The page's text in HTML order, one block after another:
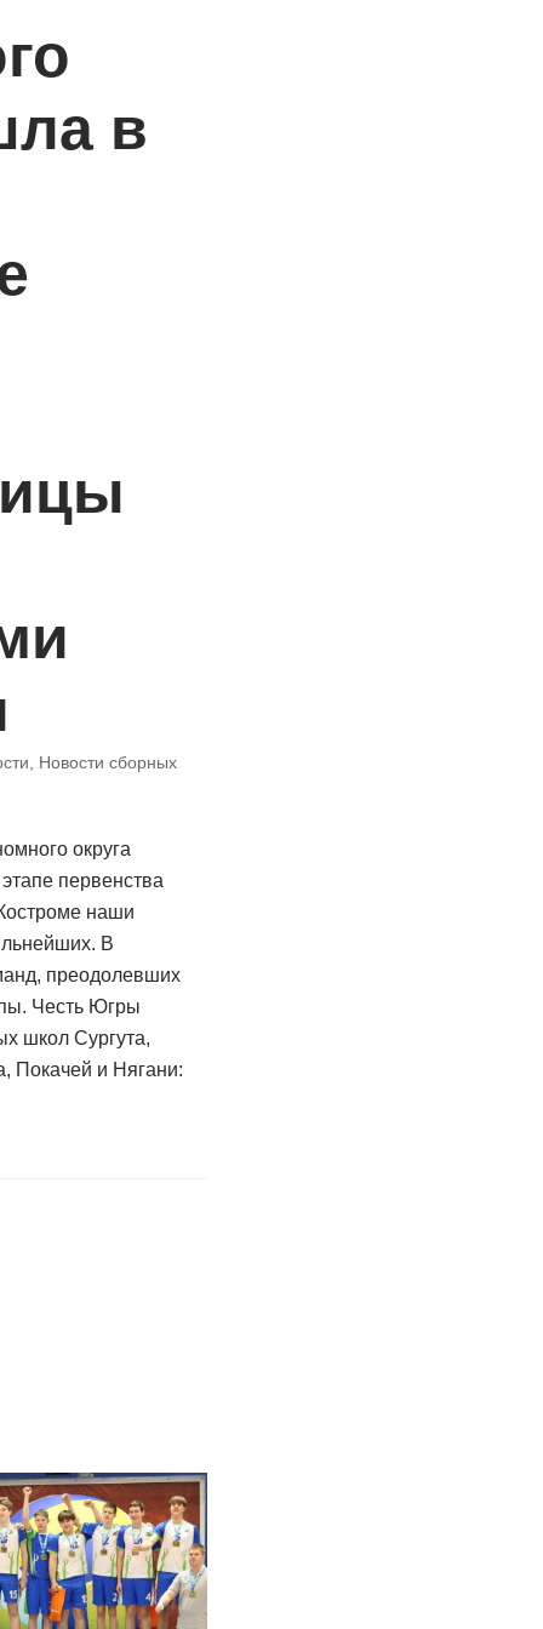
в
, Новости сборных
округа
первенства
наши
В
преодолевших
Честь Югры
школ Сургута,
Покачей и Нягани: